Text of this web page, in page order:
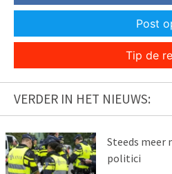
Post
Tip de
VERDER IN HET NIEUWS:
Steeds meer
politici